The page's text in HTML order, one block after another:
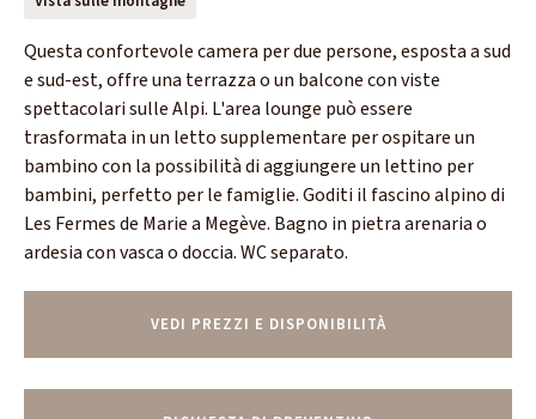
Questa confortevole camera per due persone, esposta a sud
e sud-est, offre una terrazza o un balcone con viste
spettacolari sulle Alpi. L'area lounge può essere
trasformata in un letto supplementare per ospitare un
bambino con la possibilità di aggiungere un lettino per
bambini, perfetto per le famiglie. Goditi il fascino alpino di
Les Fermes de Marie a Megève. Bagno in pietra arenaria o
ardesia con vasca o doccia. WC separato.
VEDI PREZZI E DISPONIBILITÀ